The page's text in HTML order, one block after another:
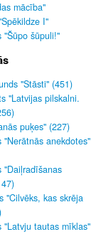
mācība"
I"
"Šūpo šūpuli!"
"Stāsti" (451)
"Latvijas pilskalni.
puķes" (227)
"Nerātnās anekdotes"
"Daiļradīšanas
"Cilvēks, kas skrēja
"Latvju tautas mīklas"